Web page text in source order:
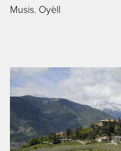
Musis, Oyèll